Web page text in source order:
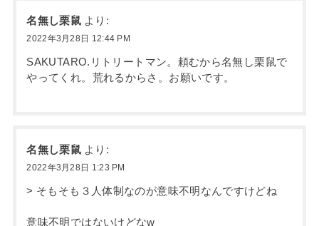
名無し栗鼠 より:
2022年3月28日 12:44 PM
SAKUTARO.リトリートマン。頼むから名無し栗鼠で
やってくれ。荒れるからさ。お願いです。
名無し栗鼠 より:
2022年3月28日 1:23 PM
> そもそも３人体制なのが意味不明なんですけどね
意味不明ではないけどなw